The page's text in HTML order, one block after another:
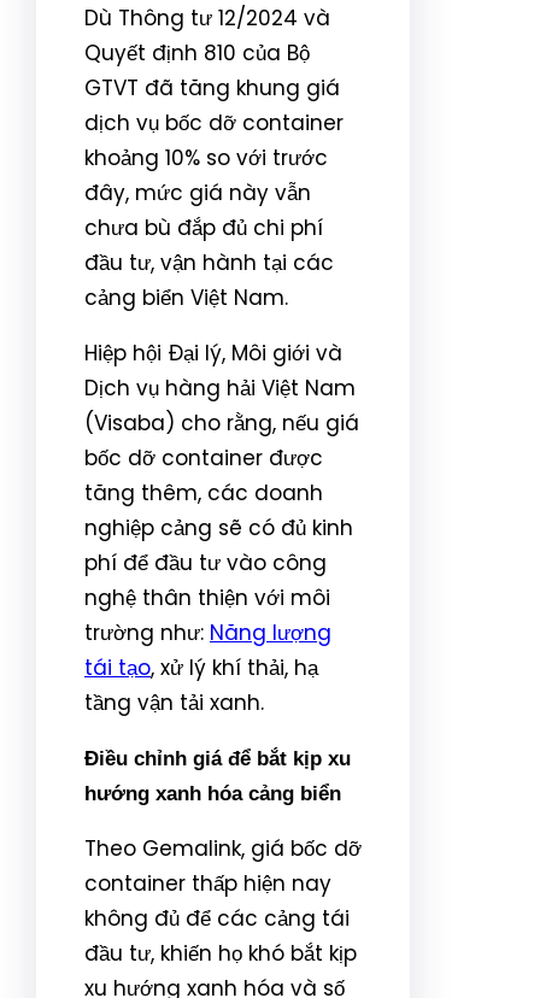
Dù Thông tư 12/2024 và
Quyết định 810 của Bộ
GTVT đã tăng khung giá
dịch vụ bốc dỡ container
khoảng 10% so với trước
đây, mức giá này vẫn
chưa bù đắp đủ chi phí
đầu tư, vận hành tại các
cảng biển Việt Nam.
Hiệp hội Đại lý, Môi giới và
Dịch vụ hàng hải Việt Nam
(Visaba) cho rằng, nếu giá
bốc dỡ container được
tăng thêm, các doanh
nghiệp cảng sẽ có đủ kinh
phí để đầu tư vào công
nghệ thân thiện với môi
trường như: Năng lượng
tái tạo, xử lý khí thải, hạ
tầng vận tải xanh.
Điều chỉnh giá để bắt kịp xu
hướng xanh hóa cảng biển
Theo Gemalink, giá bốc dỡ
container thấp hiện nay
không đủ để các cảng tái
đầu tư, khiến họ khó bắt kịp
xu hướng xanh hóa và số